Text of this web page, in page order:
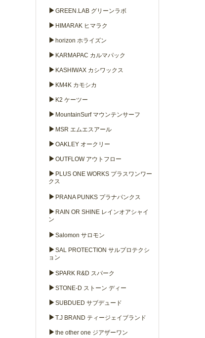
▶ GREEN.LAB グリーンラボ
▶ HIMARAK ヒマラク
▶ horizon ホライズン
▶ KARMAPAC カルマパック
▶ KASHIWAX カシワックス
▶ KM4K カモシカ
▶ K2 ケーツー
▶ MountainSurf マウンテンサーフ
▶ MSR エムエスアール
▶ OAKLEY オークリー
▶ OUTFLOW アウトフロー
▶ PLUS ONE WORKS プラスワンワー
クス
▶ PRANA PUNKS プラナパンクス
▶ RAIN OR SHINE レインオアシャイ
ン
▶ Salomon サロモン
▶ SAL PROTECTION サルプロテクシ
ョン
▶ SPARK R&D スパーク
▶ STONE-D ストーン ディー
▶ SUBDUED サブデュード
▶ T.J BRAND ティージェイブランド
▶ the other one ジアザーワン